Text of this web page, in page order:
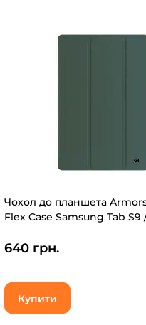
Чохол до планшета
Flex Case Samsung Tab S9
640 грн.
Купити